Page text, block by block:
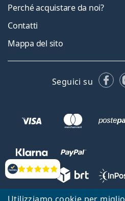
Valutazione
Perché acquistare da noi?
Contatti
Mappa del sito
Seguici su